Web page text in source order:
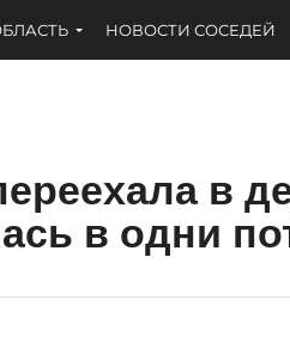
НОВОСТИ СОСЕДЕЙ
в
в одни